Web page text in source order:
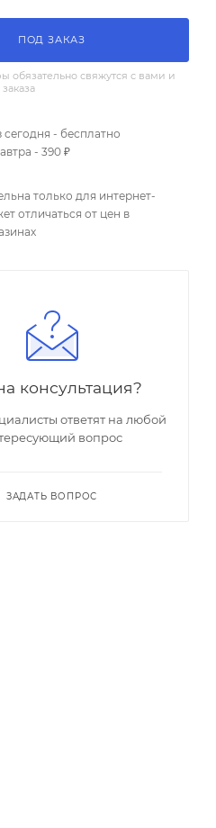
ПОД ЗАКАЗ
обязательно свяжутся с вами и
- бесплатно
- 390 ₽
только для интернет-
отличаться от цен в
консультация?
ответят на любой
вопрос
ЗАДАТЬ ВОПРОС